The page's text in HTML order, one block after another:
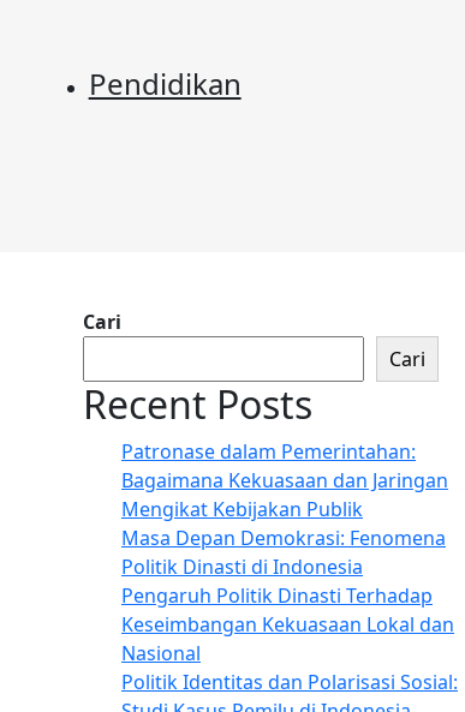
Pendidikan
Cari
Cari
Recent Posts
Patronase dalam Pemerintahan:
Bagaimana Kekuasaan dan Jaringan
Mengikat Kebijakan Publik
Masa Depan Demokrasi: Fenomena
Politik Dinasti di Indonesia
Pengaruh Politik Dinasti Terhadap
Keseimbangan Kekuasaan Lokal dan
Nasional
Politik Identitas dan Polarisasi Sosial: